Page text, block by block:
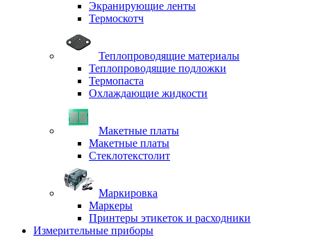
Экранирующие ленты
Термоскотч
Теплопроводящие материалы
Теплопроводящие подложки
Термопаста
Охлаждающие жидкости
Макетные платы
Макетные платы
Стеклотекстолит
Маркировка
Маркеры
Принтеры этикеток и расходники
Измерительные приборы